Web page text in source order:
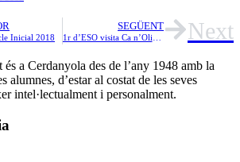
Inicial 2018
SEGÜENT Next
a Cerdanyola des de l’any 1948 amb la
alumnes, d’estar al costat de les seves
intel·lectualment i personalment.